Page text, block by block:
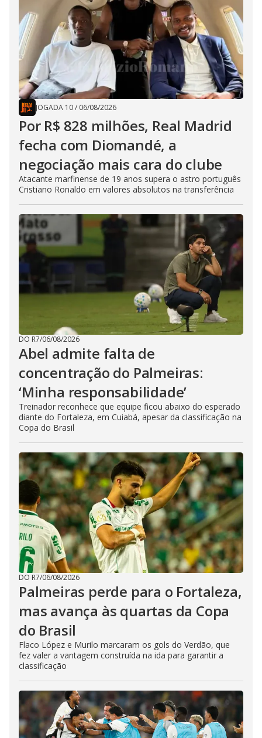
JOGADA 10/ 06/08/2026
Por R$ 828 milhões, Real Madrid
fecha com Diomandé, a
negociação mais cara do clube
Atacante marfinense de 19 anos supera o astro português
Cristiano Ronaldo em valores absolutos na transferência
DO R7/06/08/2026
Abel admite falta de
concentração do Palmeiras:
‘Minha responsabilidade’
Treinador reconhece que equipe ficou abaixo do esperado
diante do Fortaleza, em Cuiabá, apesar da classificação na
Copa do Brasil
DO R7/06/08/2026
Palmeiras perde para o Fortaleza,
mas avança às quartas da Copa
do Brasil
Flaco López e Murilo marcaram os gols do Verdão, que
fez valer a vantagem construída na ida para garantir a
classificação